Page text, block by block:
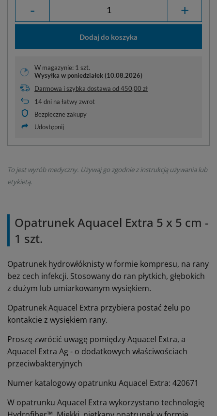
- +
Dodaj do koszyka
W magazynie: 1 szt.
Wysyłka w poniedziałek (10.08.2026)
Darmowa i szybka dostawa od450,00 zł
14dni na łatwy zwrot
Bezpieczne zakupy
Udostępnij
To jest wyrób medyczny. Używaj go zgodnie z instrukcją używania lub
etykietą.
Opatrunek Aquacel Extra 5 x 5 cm -
1 szt.
Opatrunek hydrowłóknisty w formie kompresu, na rany
bez cech infekcji. Stosowany do ran płytkich, głębokich
z dużym lub umiarkowanym wysiękiem.
Opatrunek Aquacel Extra przybiera postać żelu po
kontakcie z wysiękiem rany.
Proszę zwrócić uwagę pomiędzy Aquacel Extra, a
Aquacel Extra Ag - o dodatkowych właściwościach
przeciwbakteryjnych
Numer katalogowy opatrunku Aquacel Extra: 420671
W opatrunku Aquacel Extra wykorzystano technologię